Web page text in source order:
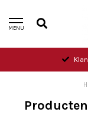
MENU